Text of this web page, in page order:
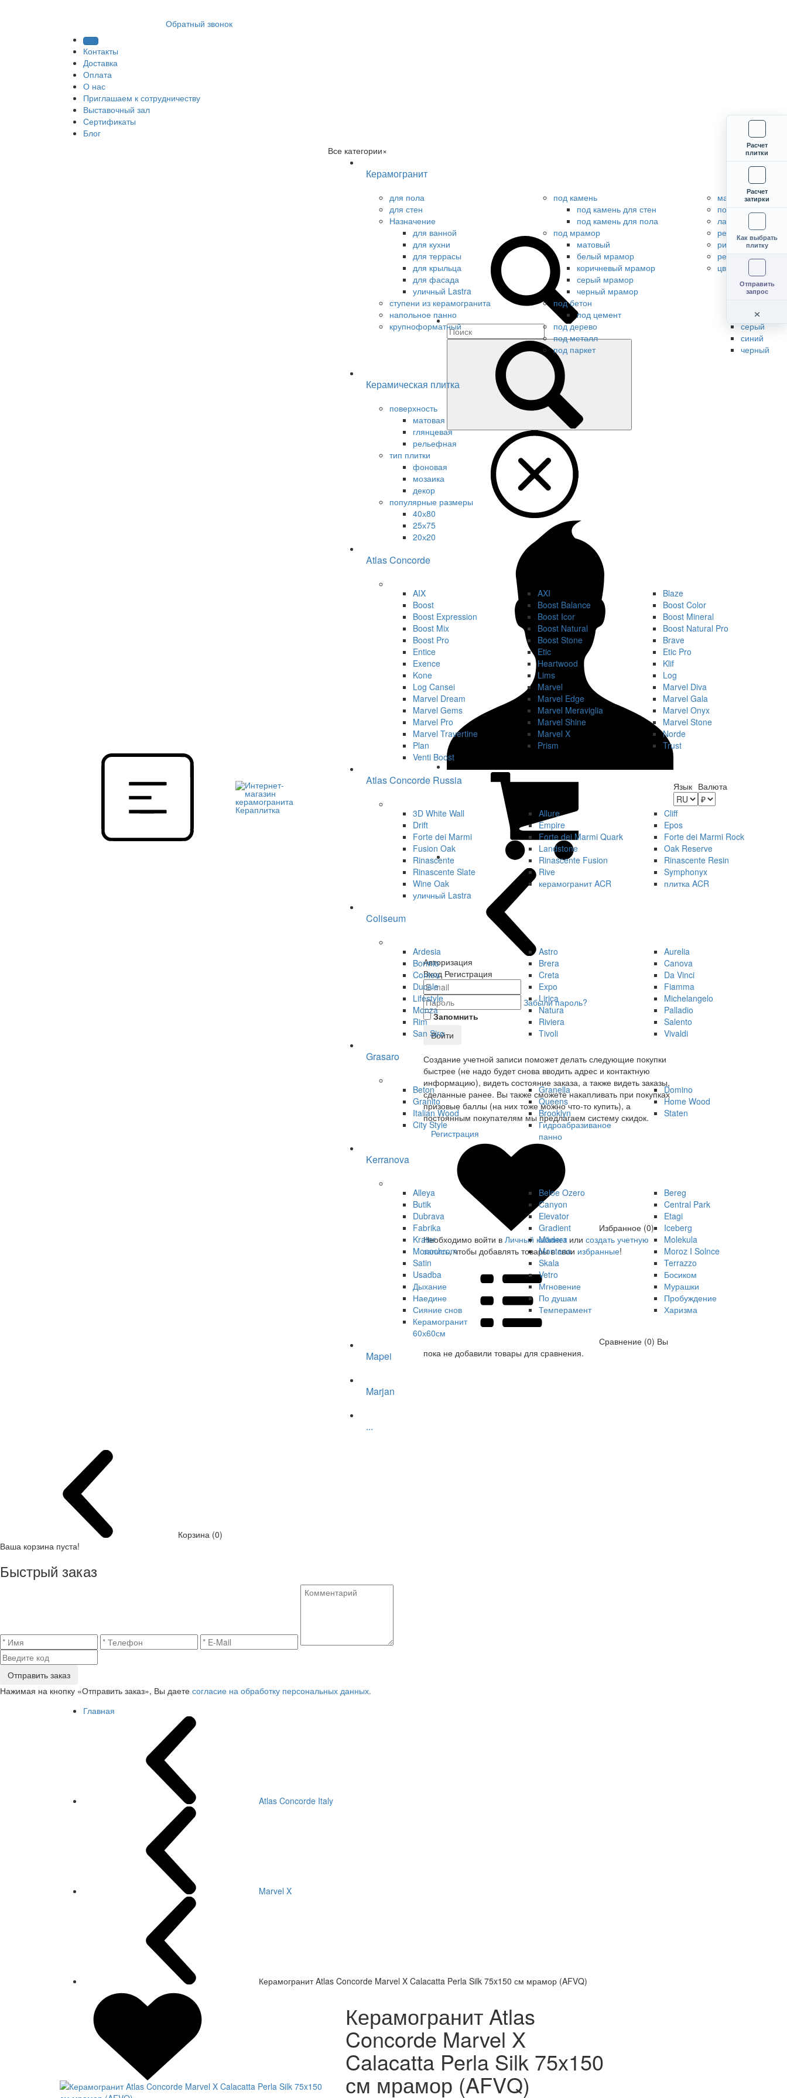
Обратный звонок
Контакты
Доставка
Оплата
О нас
Приглашаем к сотрудничеству
Выставочный зал
Сертификаты
Блог
Все категории×
Керамогранит
для пола
для стен
Назначение
для ванной
для кухни
для террасы
для крыльца
для фасада
уличный Lastra
ступени из керамогранита
напольное панно
крупноформатный
под камень
под камень для стен
под камень для пола
под мрамор
матовый
белый мрамор
коричневый мрамор
серый мрамор
черный мрамор
под бетон
под цемент
под дерево
под металл
под паркет
матовый
полированный
лаппатированный
рельефный
рифленый
цветной
бежевый
белый
коричневый
серый
синий
черный
Керамическая плитка
поверхность
матовая
глянцевая
рельефная
тип плитки
фоновая
мозаика
декор
популярные размеры
40х80
25х75
20х20
Atlas Concorde
AIX
Boost
Boost Expression
Boost Mix
Boost Pro
Entice
Exence
Kone
Log Cansei
Marvel Dream
Marvel Gems
Marvel Pro
Marvel Travertine
Plan
Venti Boost
AXI
Boost Balance
Boost Icor
Boost Natural
Boost Stone
Etic
Heartwood
Lims
Marvel
Marvel Edge
Marvel Meraviglia
Marvel Shine
Marvel X
Prism
Blaze
Boost Color
Boost Mineral
Boost Natural Pro
Brave
Etic Pro
Klif
Log
Marvel Diva
Marvel Gala
Marvel Onyx
Marvel Stone
Norde
Trust
Atlas Concorde Russia
3D White Wall
Drift
Forte dei Marmi
Fusion Oak
Rinascente
Rinascente Slate
Wine Oak
уличный Lastra
Allure
Empire
Forte dei Marmi Quark
Landstone
Rinascente Fusion
Rive
керамогранит ACR
Cliff
Epos
Forte dei Marmi Rock
Oak Reserve
Rinascente Resin
Symphonyx
плитка ACR
Coliseum
Ardesia
Bormio
Contea
Ducale
Lifestyle
Monza
Rim
San Siro
Astro
Brera
Creta
Expo
Lirica
Natura
Riviera
Tivoli
Aurelia
Canova
Da Vinci
Fiamma
Michelangelo
Palladio
Salento
Vivaldi
Grasaro
Beton
Granito
Italian Wood
City Style
Granella
Queens
Brooklyn
Гидроабразиваное
панно
Domino
Home Wood
Staten
Kerranova
Alleya
Butik
Dubrava
Fabrika
Krater
Monochrom
Satin
Usadba
Дыхание
Наедине
Сияние снов
Керамогранит
60х60см
Beloe Ozero
Canyon
Elevator
Gradient
Madera
Montana
Skala
Vetro
Мгновение
По душам
Темперамент
Bereg
Central Park
Etagi
Iceberg
Molekula
Moroz I Solnce
Terrazzo
Босиком
Мурашки
Пробуждение
Харизма
Mapei
Marjan
...
Авторизация
Вход Регистрация
Забыли пароль?
Запомнить
Войти
Создание учетной записи поможет делать следующие покупки
быстрее (не надо будет снова вводить адрес и контактную
информацию), видеть состояние заказа, а также видеть заказы,
сделанные ранее. Вы также сможете накапливать при покупках
призовые баллы (на них тоже можно что-то купить), а
постоянным покупателям мы предлагаем систему скидок.
Регистрация
Избранное (0)
Необходимо войти в Личный кабинетили создать учетную
запись, чтобы добавлять товары в свои избранные!
Сравнение (0) Вы
пока не добавили товары для сравнения.
Язык Валюта
Корзина (0)
Ваша корзина пуста!
Быстрый заказ
Отправить заказ
Нажимая на кнопку «Отправить заказ», Вы даете согласие на обработку персональных данных.
Главная
Atlas Concorde Italy
Marvel X
Керамогранит Atlas Concorde Marvel X Calacatta Perla Silk 75x150 см мрамор (AFVQ)
Керамогранит Atlas
Concorde Marvel X
Calacatta Perla Silk 75x150
см мрамор (AFVQ)
Расчет
плитки
Расчет
затирки
Как выбрать
плитку
Отправить
запрос
×